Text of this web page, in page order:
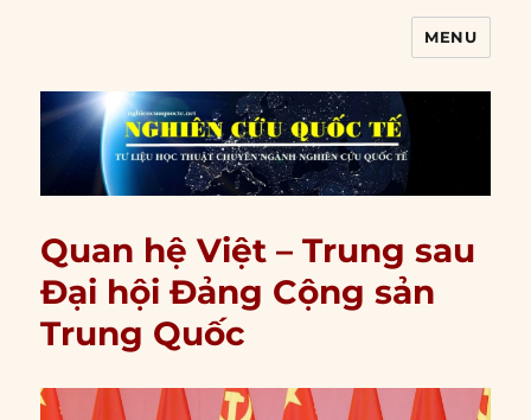
MENU
Quan hệ Việt – Trung sau
Đại hội Đảng Cộng sản
Trung Quốc